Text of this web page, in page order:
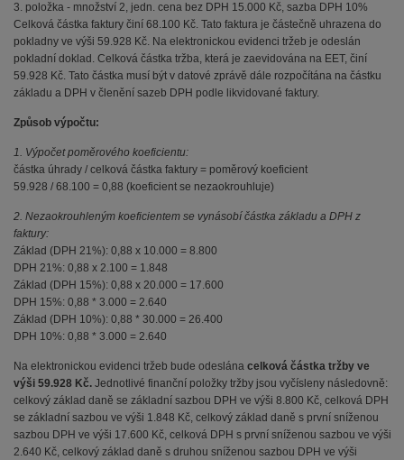
3. položka - množství 2, jedn. cena bez DPH 15.000 Kč, sazba DPH 10%
Celková částka faktury činí 68.100 Kč. Tato faktura je částečně uhrazena do
pokladny ve výši 59.928 Kč. Na elektronickou evidenci tržeb je odeslán
pokladní doklad. Celková částka tržba, která je zaevidována na EET, činí
59.928 Kč. Tato částka musí být v datové zprávě dále rozpočítána na částku
základu a DPH v členění sazeb DPH podle likvidované faktury.
Způsob výpočtu:
1. Výpočet poměrového koeficientu:
částka úhrady / celková částka faktury = poměrový koeficient
59.928 / 68.100 = 0,88 (koeficient se nezaokrouhluje)
2. Nezaokrouhleným koeficientem se vynásobí částka základu a DPH z
faktury:
Základ (DPH 21%): 0,88 x 10.000 = 8.800
DPH 21%: 0,88 x 2.100 = 1.848
Základ (DPH 15%): 0,88 x 20.000 = 17.600
DPH 15%: 0,88 * 3.000 = 2.640
Základ (DPH 10%): 0,88 * 30.000 = 26.400
DPH 10%: 0,88 * 3.000 = 2.640
Na elektronickou evidenci tržeb bude odeslána celková částka tržby ve
výši 59.928 Kč. Jednotlivé finanční položky tržby jsou vyčísleny následovně:
celkový základ daně se základní sazbou DPH ve výši 8.800 Kč, celková DPH
se základní sazbou ve výši 1.848 Kč, celkový základ daně s první sníženou
sazbou DPH ve výši 17.600 Kč, celková DPH s první sníženou sazbou ve výši
2.640 Kč, celkový základ daně s druhou sníženou sazbou DPH ve výši